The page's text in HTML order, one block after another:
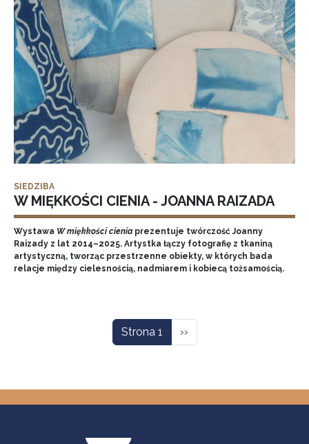
SIEDZIBA
W MIĘKKOŚCI CIENIA - JOANNA RAIZADA
Wystawa W miękkości cieniaprezentuje twórczość Joanny
Raizady z lat 2014–2025. Artystka łączy fotografię z tkaniną
artystyczną, tworząc przestrzenne obiekty, w których bada
relacje między cielesnością, nadmiarem i kobiecą tożsamością.
Strona 1 Następna strona
››